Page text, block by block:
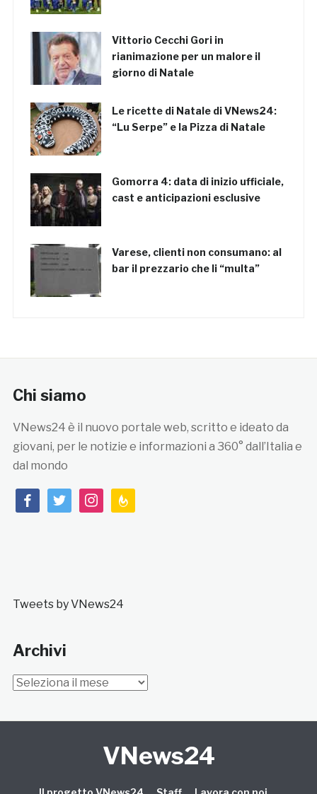
Vittorio Cecchi Gori in
rianimazione per un malore il
giorno di Natale
Le ricette di Natale di VNews24:
“Lu Serpe” e la Pizza di Natale
Gomorra 4: data di inizio ufficiale,
cast e anticipazioni esclusive
Varese, clienti non consumano: al
bar il prezzario che li “multa”
Chi siamo
VNews24 è il nuovo portale web, scritto e ideato da
giovani, per le notizie e informazioni a 360° dall’Italia e
dal mondo
facebooktwitterinstagramfeedburner
Tweets by VNews24
Archivi
Archivi
VNews24